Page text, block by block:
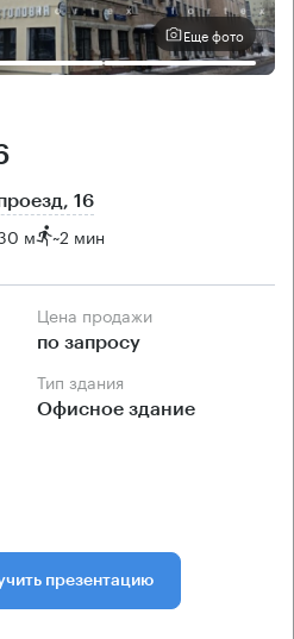
Еще фото
16
м ~2 мин
Цена продажи
по запросу
Тип здания
Офисное здание
презентацию